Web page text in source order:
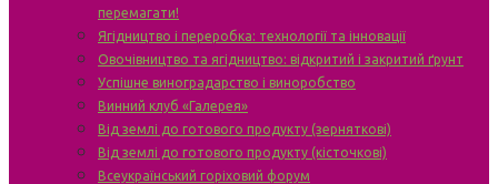
перемагати!
Ягідництво і переробка: технології та інновації
Овочівництво та ягідництво: відкритий і закритий ґрунт
Успішне виноградарство і виноробство
Винний клуб «Галерея»
Від землі до готового продукту (зерняткові)
Від землі до готового продукту (кісточкові)
Всеукраїнський горіховий форум